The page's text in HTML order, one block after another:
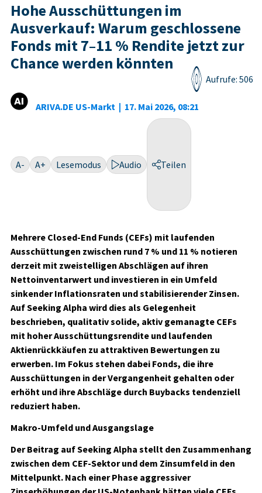
Hohe Ausschüttungen im
Ausverkauf: Warum geschlossene
Fonds mit 7–11 % Rendite jetzt zur
Chance werden könnten
ARIVA.DE US-Markt | 17. Mai 2026, 08:21
Aufrufe: 506
A- A+ Lesemodus Audio Teilen
Mehrere Closed-End Funds (CEFs) mit laufenden
Ausschüttungen zwischen rund 7 % und 11 % notieren
derzeit mit zweistelligen Abschlägen auf ihren
Nettoinventarwert und investieren in ein Umfeld
sinkender Inflationsraten und stabilisierender Zinsen.
Auf Seeking Alpha wird dies als Gelegenheit
beschrieben, qualitativ solide, aktiv gemanagte CEFs
mit hoher Ausschüttungsrendite und laufenden
Aktienrückkäufen zu attraktiven Bewertungen zu
erwerben. Im Fokus stehen dabei Fonds, die ihre
Ausschüttungen in der Vergangenheit gehalten oder
erhöht und ihre Abschläge durch Buybacks tendenziell
reduziert haben.
Makro-Umfeld und Ausgangslage
Der Beitrag auf Seeking Alpha stellt den Zusammenhang
zwischen dem CEF-Sektor und dem Zinsumfeld in den
Mittelpunkt. Nach einer Phase aggressiver